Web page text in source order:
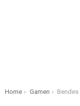
You are here:
Home Gamen Bendes van